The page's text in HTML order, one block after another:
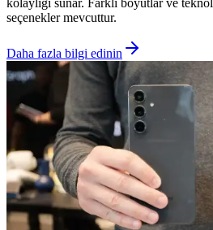
kolaylığı sunar. Farklı boyutlar ve
seçenekler mevcuttur.
Daha fazla bilgi edinin